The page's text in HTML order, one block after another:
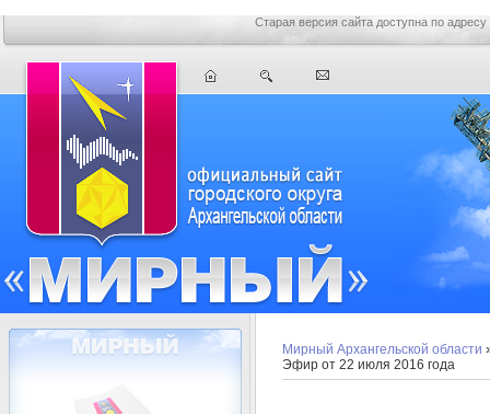
Старая версия сайта доступна по адресу
Мирный Архангельской области
Эфир от 22 июля 2016 года